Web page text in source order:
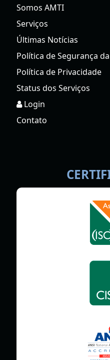
Somos AMTI
Serviços
Últimas Notícias
Política de Segurança
Política de Privacidade
Status dos Serviços
Login
Contato